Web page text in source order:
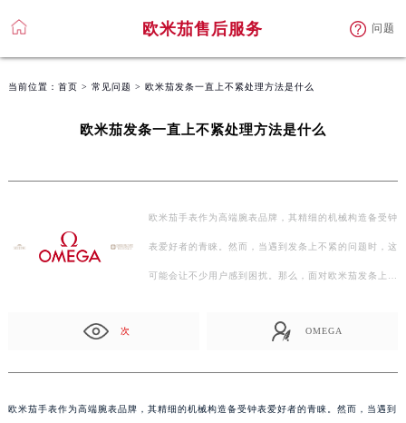
欧米茄售后服务 问题
当前位置： 首页 > 常见问题 > 欧米茄发条一直上不紧处理方法是什么
欧米茄发条一直上不紧处理方法是什么
欧米茄手表作为高端腕表品牌，其精细的机械构造备受钟
表爱好者的青睐。然而，当遇到发条上不紧的问题时，这
可能会让不少用户感到困扰。那么，面对欧米茄发条上
次 OMEGA
欧米茄手表作为高端腕表品牌，其精细的机械构造备受钟表爱好者的青睐。然而，当遇到